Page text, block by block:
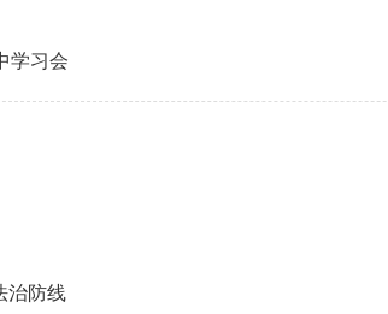
学习会
治防线